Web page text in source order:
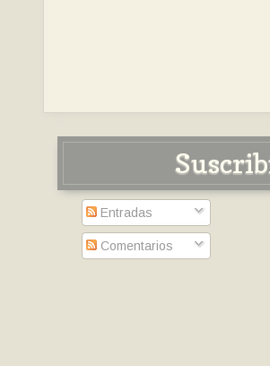
Entradas
Comentarios